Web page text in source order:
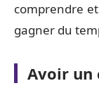
comprendre
gagner du
Avoir un